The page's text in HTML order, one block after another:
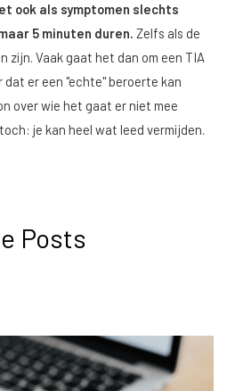
ook als symptomen slechts
5 minuten duren. Zelfs als de
zijn. Vaak gaat het dan om een TIA
er een "echte" beroerte kan
over wie het gaat er niet mee
je kan heel wat leed vermijden.
Posts